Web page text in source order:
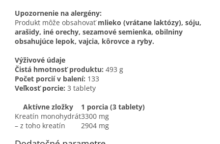
Upozornenie na alergény:
Produkt môže obsahovaťmlieko (vrátane laktózy), sóju,
arašidy, iné orechy, sezamové semienka, obilniny
obsahujúce lepok, vajcia, kôrovce a ryby.
Výživové údaje
Čistá hmotnosť produktu: 493 g
Počet porcií v balení: 133
Veľkosť porcie: 3 tablety
Aktívne zložky
1 porcia (3 tablety)
Kreatín monohydrát3300 mg
– z toho kreatín
2904 mg